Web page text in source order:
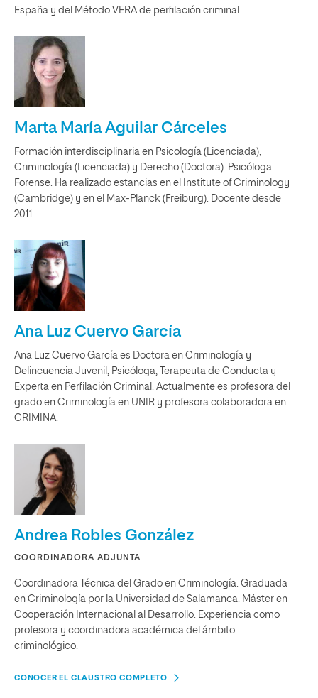
España y del Método VERA de perfilación criminal.
Marta María Aguilar Cárceles
Formación interdisciplinaria en Psicología (Licenciada),
Criminología (Licenciada) y Derecho (Doctora). Psicóloga
Forense. Ha realizado estancias en el Institute of Criminology
(Cambridge) y en el Max-Planck (Freiburg). Docente desde
2011.
Ana Luz Cuervo García
Ana Luz Cuervo García es Doctora en Criminología y
Delincuencia Juvenil, Psicóloga, Terapeuta de Conducta y
Experta en Perfilación Criminal. Actualmente es profesora del
grado en Criminología en UNIR y profesora colaboradora en
CRIMINA.
Andrea Robles González
COORDINADORA ADJUNTA
Coordinadora Técnica del Grado en Criminología. Graduada
en Criminología por la Universidad de Salamanca. Máster en
Cooperación Internacional al Desarrollo. Experiencia como
profesora y coordinadora académica del ámbito
criminológico.
CONOCER EL CLAUSTRO COMPLETO